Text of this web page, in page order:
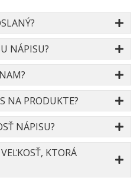
NÁPISU?
NA PRODUKTE?
NÁPISU?
KTORÁ